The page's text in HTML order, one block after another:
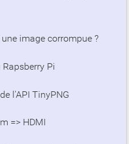
image corrompue ?
Rapsberry Pi
l'API TinyPNG
=> HDMI